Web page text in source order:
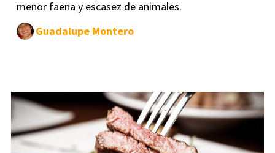
menor faena y escasez de animales.
Guadalupe Montero